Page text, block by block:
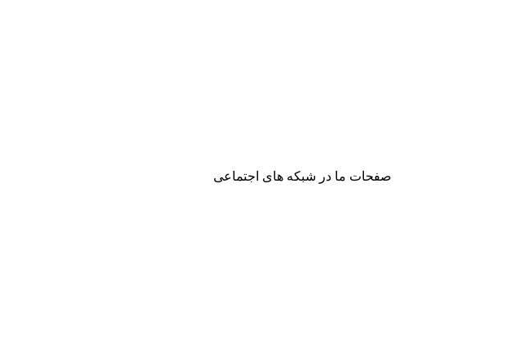
صفحات ما در شبکه های اجتماعی